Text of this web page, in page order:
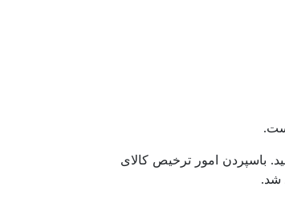
باسپردن امور ترخیص کالای
شد.